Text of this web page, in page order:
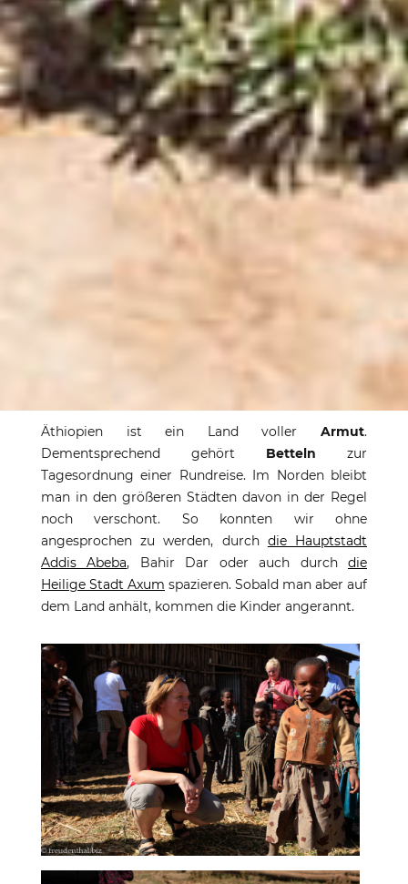
Armut, Betteln und
Geschenke in
Äthiopien
Mit Umsicht unangenehme Situationen
vermeiden
Äthiopien ist ein Land voller Armut.
Dementsprechend gehört Betteln zur
Tagesordnung einer Rundreise. Im Norden bleibt
man in den größeren Städten davon in der Regel
noch verschont. So konnten wir ohne
angesprochen zu werden, durch die Hauptstadt
Addis Abeba, Bahir Dar oder auch durchdie
Heilige Stadt Axum spazieren. Sobald man aber auf
dem Land anhält, kommen die Kinder angerannt.